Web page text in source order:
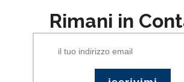
Rimani in